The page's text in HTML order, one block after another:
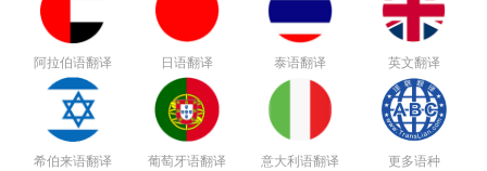
阿拉伯语翻译 日语翻译 泰语翻译 英文翻译
希伯来语翻译 葡萄牙语翻译 意大利语翻译 更多语种